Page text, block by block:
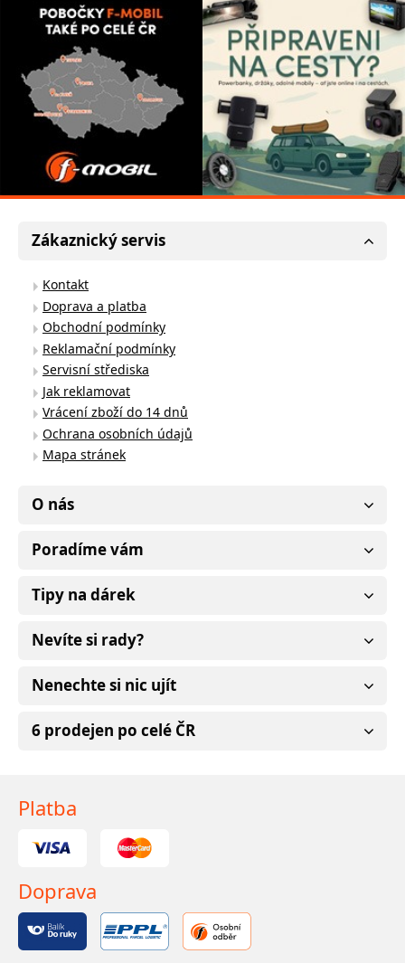
Zákaznický servis
Kontakt
Doprava a platba
Obchodní podmínky
Reklamační podmínky
Servisní střediska
Jak reklamovat
Vrácení zboží do 14 dnů
Ochrana osobních údajů
Mapa stránek
O nás
Poradíme vám
Tipy na dárek
Nevíte si rady?
Nenechte si nic ujít
6 prodejen po celé ČR
Platba
Doprava